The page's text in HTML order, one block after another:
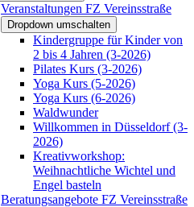
Veranstaltungen FZ Vereinsstraße
Dropdown umschalten
Kindergruppe für Kinder von
2 bis 4 Jahren (3-2026)
Pilates Kurs (3-2026)
Yoga Kurs (5-2026)
Yoga Kurs (6-2026)
Waldwunder
Willkommen in Düsseldorf (3-
2026)
Kreativworkshop:
Weihnachtliche Wichtel und
Engel basteln
Beratungsangebote FZ Vereinsstraße